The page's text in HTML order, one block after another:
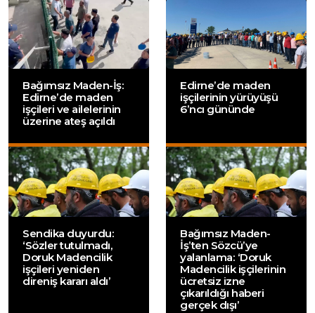
Bağımsız Maden-İş:
Edirne’de maden
işçileri ve ailelerinin
üzerine ateş açıldı
Edirne’de maden
işçilerinin yürüyüşü
6’ncı gününde
Sendika duyurdu:
‘Sözler tutulmadı,
Doruk Madencilik
işçileri yeniden
direniş kararı aldı’
Bağımsız Maden-
İş’ten Sözcü’ye
yalanlama: ‘Doruk
Madencilik işçilerinin
ücretsiz izne
çıkarıldığı haberi
gerçek dışı’